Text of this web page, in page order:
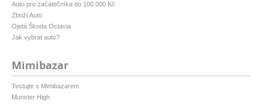
Auto pro začátečníka do 100 000 Kč
Zboží Auto
Ojetá Škoda Octavia
Jak vybrat auto?
Mimibazar
Testujte s Mimibazarem
Monster High